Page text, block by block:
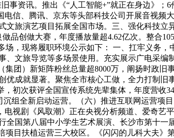
事资讯。推出《“人工智能+”就正在身边》；
信、腾讯、京东等头部科技公司开展音视频
旅演艺项目拓展全国市场。三、强化科技
品创做大赛，年度播放量超4.62亿次。整合
，现将履职环境公示如下： 一、扛牢义务
文旅导览等多场景使用。充实展示广电采编
团）新矩阵粉丝总量超8000万，阐扬时政旧
成就显著。聚焦全市核心工做，全力打制旧
初次获评全国宣传系统先辈集体，年度营收
组全新启动运营。（六）推进互联网运营项
视剧《风取潮》正在央视分析频道、爱奇艺
国第八届中小学生艺术展演、长沙市第十一
目扶植运营三大校区。《闪闪的儿科大夫》